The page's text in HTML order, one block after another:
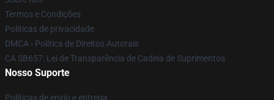
Termos e Condições
Políticas de privacidade
DMCA - Política de Direitos Autorais
CA SB657: Lei de Transparência de Cadeia de Suprimentos
Nosso Suporte
Políticas de envio e entrega